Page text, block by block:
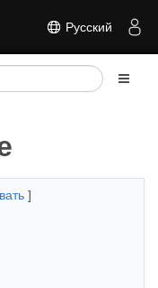
Русский
]